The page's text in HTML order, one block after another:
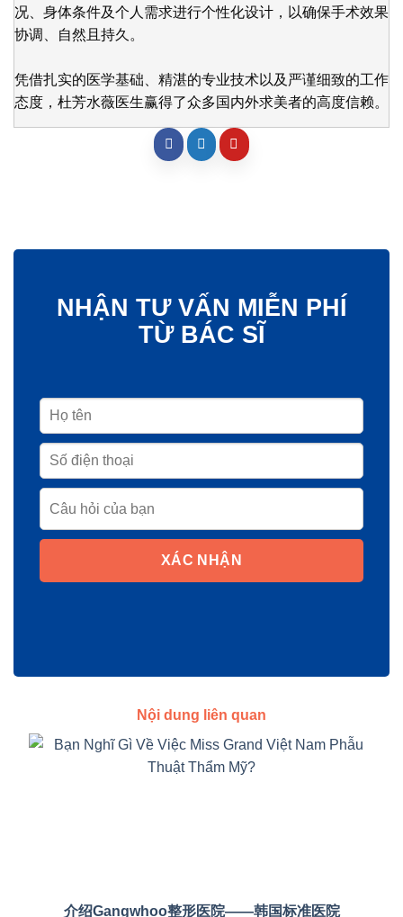
况、身体条件及个人需求进行个性化设计，以确保手术效果
协调、自然且持久。
凭借扎实的医学基础、精湛的专业技术以及严谨细致的工作
态度，杜芳水薇医生赢得了众多国内外求美者的高度信赖。
NHẬN TƯ VẤN MIỄN PHÍ
TỪ BÁC SĨ
XÁC NHẬN
Nội dung liên quan
介绍Gangwhoo整形医院——韩国标准医院